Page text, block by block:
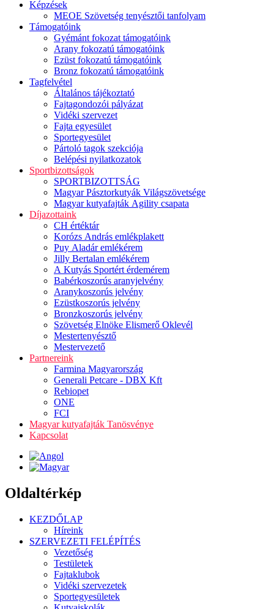
Képzések
MEOE Szövetség tenyésztői tanfolyam
Támogatóink
Gyémánt fokozat támogatóink
Arany fokozatú támogatóink
Ezüst fokozatú támogatóink
Bronz fokozatú támogatóink
Tagfelvétel
Általános tájékoztató
Fajtagondozói pályázat
Vidéki szervezet
Fajta egyesület
Sportegyesület
Pártoló tagok szekciója
Belépési nyilatkozatok
Sportbizottságok
SPORTBIZOTTSÁG
Magyar Pásztorkutyák Világszövetsége
Magyar kutyafajták Agility csapata
Díjazottaink
CH értéktár
Korózs András emlékplakett
Puy Aladár emlékérem
Jilly Bertalan emlékérem
A Kutyás Sportért érdemérem
Babérkoszorús aranyjelvény
Aranykoszorús jelvény
Ezüstkoszorús jelvény
Bronzkoszorús jelvény
Szövetség Elnöke Elismerő Oklevél
Mestertenyésztő
Mestervezető
Partnereink
Farmina Magyarország
Generali Petcare - DBX Kft
Rebiopet
ONE
FCI
Magyar kutyafajták Tanösvénye
Kapcsolat
Oldaltérkép
KEZDŐLAP
Híreink
SZERVEZETI FELÉPÍTÉS
Vezetőség
Testületek
Fajtaklubok
Vidéki szervezetek
Sportegyesületek